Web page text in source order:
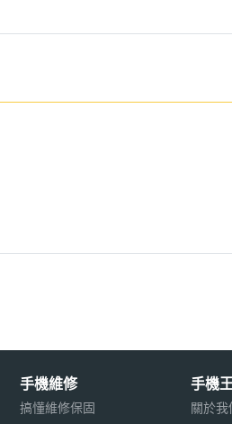
手機維修
搞懂維修保固
手機王
關於我